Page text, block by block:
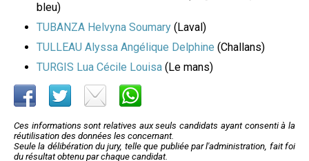
bleu)
TUBANZA Helvyna Soumary (Laval)
TULLEAU Alyssa Angélique Delphine (Challans)
TURGIS Lua Cécile Louisa (Le mans)
Ces informations sont relatives aux seuls candidats ayant consenti à la
réutilisation des données les concernant.
Seule la délibération du jury, telle que publiée par l'administration, fait foi
du résultat obtenu par chaque candidat.